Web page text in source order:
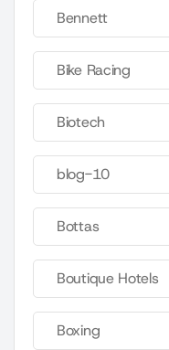
Bennett
Bike Racing
Biotech
blog-10
Bottas
Boutique Hotels
Boxing